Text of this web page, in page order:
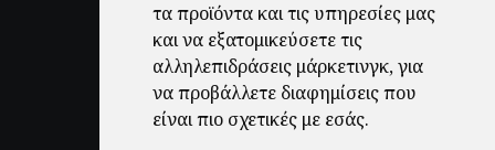
τα προϊόντα και τις υπηρεσίες μας
και να εξατομικεύσετε τις
αλληλεπιδράσεις μάρκετινγκ,για
να προβάλλετε διαφημίσεις που
είναι πιο σχετικές με εσάς.